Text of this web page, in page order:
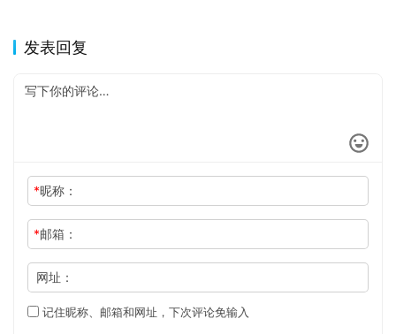
发表回复
*昵称：
*邮箱：
网址：
记住昵称、邮箱和网址，下次评论免输入